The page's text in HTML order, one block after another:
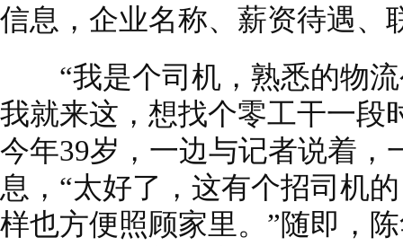
信息，企业名称、薪资待遇、
“我是个司机，熟悉的物流
我就来这，想找个零工干一段
今年39岁，一边与记者说着，
息，“太好了，这有个招司机
样也方便照顾家里。”随即，